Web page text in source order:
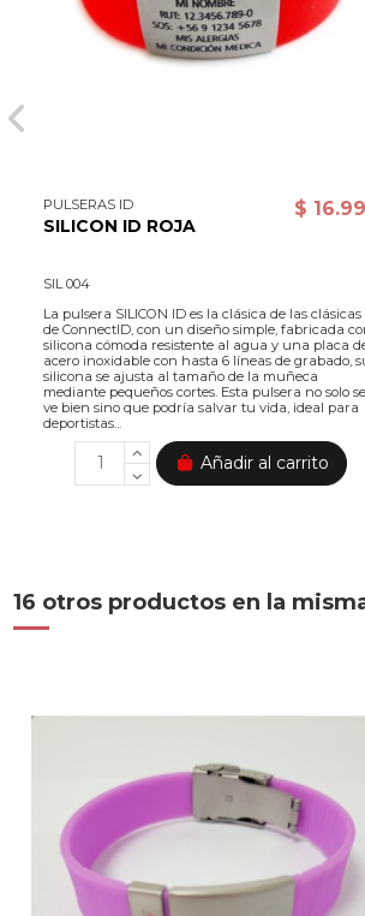
PULSERAS ID
SILICON ID ROJA
SIL 004
$
La pulsera SILICON ID es la clásica de las clásicas
de ConnectID, con un diseño simple, fabricada
silicona cómoda resistente al agua y una placa
acero inoxidable con hasta 6 líneas de grabado,
silicona se ajusta al tamaño de la muñeca
mediante pequeños cortes. Esta pulsera no solo se
ve bien sino que podría salvar tu vida, ideal para
deportistas...
Añadir al carrito
16 otros productos en la